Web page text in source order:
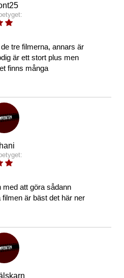
tre filmerna, annars är
är ett stort plus men
finns många
att göra sådann
är bäst det här ner